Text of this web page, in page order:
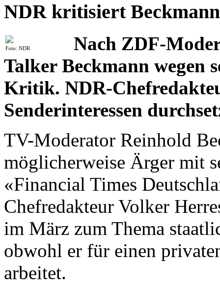
NDR kritisiert
Foto: NDR
Nach ZDF-
Talker Beckmann wegen
Kritik. NDR-
Senderinteressen
TV-Moderator Reinhold
möglicherweise Ärger mit
«Financial Times
Chefredakteur Volker
im März zum Thema
obwohl er für einen
arbeitet.